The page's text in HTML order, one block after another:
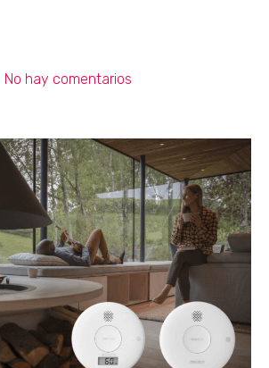
No hay comentarios